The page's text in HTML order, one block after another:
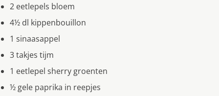
2 eetlepels bloem
4½ dl kippenbouillon
1 sinaasappel
3 takjes tijm
1 eetlepel sherry groenten
½ gele paprika in reepjes